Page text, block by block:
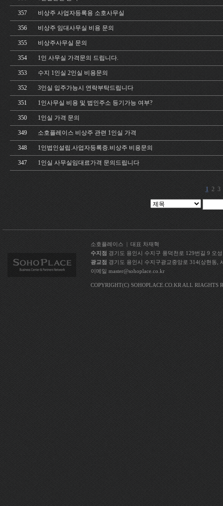
357 비상주 사업자등록용 소호사무실
356 비상주 임대사무실 비용 문의
355 비상주사무실 문의
354 1인 사무실 가격문의 드립니다.
353 수지 1인실 2인실 비용문의
352 3인실 입주가능시 연락부탁드립니다
351 1인사무실 비용 및 법인주소 등기가능 여부?
350 1인실 가격 문의
349 소호플레이스 비상주 관련 1인실 가격
348 1인법인설립.사업자등록증.비상주 비용문의
347 1인실 사무실임대료가격 문의드립니다
1 2 3
소호플레이스 | 대표 차재혁
수지점 경기도 용인시 수지구 풍덕천로 129번길 9
광교점 경기도 용인시 수지구광교중앙로 314(상현
이메일 master@sohoplace.co.kr
COPYRIGHT(C) SOHOPLACE.CO.KR ALL RIAGHTS